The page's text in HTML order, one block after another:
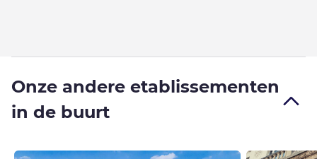
Onze andere etablissementen
in de buurt